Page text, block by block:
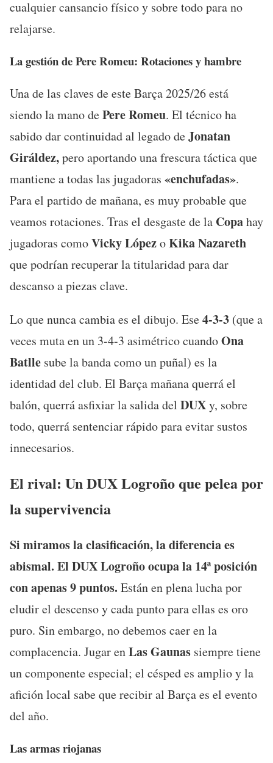
cualquier cansancio físico y sobre todo para no
relajarse.
La gestión de Pere Romeu: Rotaciones y hambre
Una de las claves de este Barça 2025/26 está
siendo la mano dePere Romeu. El técnico ha
sabido dar continuidad al legado deJonatan
Giráldez,pero aportando una frescura táctica que
mantiene a todas las jugadoras «enchufadas».
Para el partido de mañana, es muy probable que
veamos rotaciones. Tras el desgaste de la Copahay
jugadoras comoVicky LópezoKika Nazareth
que podrían recuperar la titularidad para dar
descanso a piezas clave.
Lo que nunca cambia es el dibujo. Ese4-3-3 (que a
veces muta en un 3-4-3 asimétrico cuandoOna
Batlle sube la banda como un puñal) es la
identidad del club. El Barça mañana querrá el
balón, querrá asfixiar la salida del DUXy, sobre
todo, querrá sentenciar rápido para evitar sustos
innecesarios.
El rival: Un DUX Logroño que pelea por
la supervivencia
Si miramos la clasificación, la diferencia es
abismal. El DUX Logroño ocupa la 14ª posición
con apenas 9 puntos. Están en plena lucha por
eludir el descenso y cada punto para ellas es oro
puro. Sin embargo, no debemos caer en la
complacencia. Jugar enLas Gaunas siempre tiene
un componente especial; el césped es amplio y la
afición local sabe que recibir al Barça es el evento
del año.
Las armas riojanas